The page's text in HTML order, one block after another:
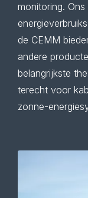
monitoring.
de CEMM
andere
belangrijkste
terecht voor
zonne-